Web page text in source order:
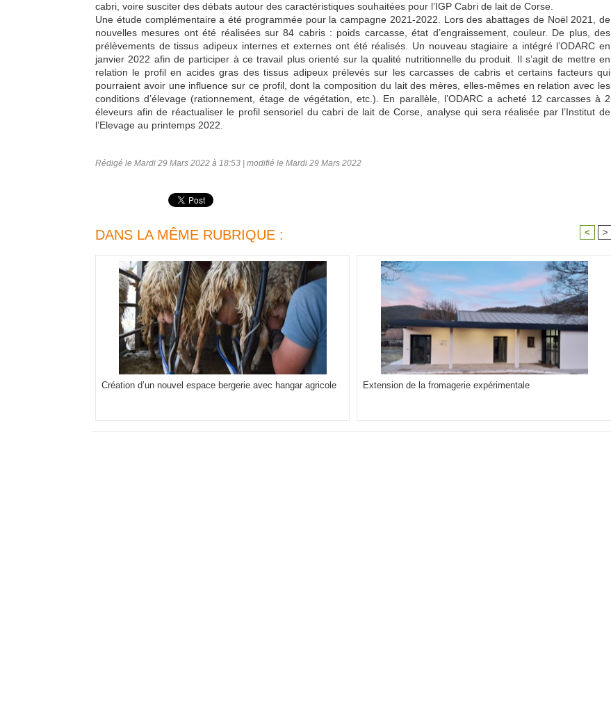
cabri, voire susciter des débats autour des caractéristiques souhaitées pour l’IGP Cabri de lait de Corse.
Une étude complémentaire a été programmée pour la campagne 2021-2022. Lors des abattages de Noël 2021, de
nouvelles mesures ont été réalisées sur 84 cabris : poids carcasse, état d’engraissement, couleur. De plus, des
prélèvements de tissus adipeux internes et externes ont été réalisés. Un nouveau stagiaire a intégré l’ODARC en
janvier 2022 afin de participer à ce travail plus orienté sur la qualité nutritionnelle du produit. Il s’agit de mettre en
relation le profil en acides gras des tissus adipeux prélevés sur les carcasses de cabris et certains facteurs qui
pourraient avoir une influence sur ce profil, dont la composition du lait des mères, elles-mêmes en relation avec les
conditions d’élevage (rationnement, étage de végétation, etc.). En parallèle, l’ODARC a acheté 12 carcasses à 2
éleveurs afin de réactualiser le profil sensoriel du cabri de lait de Corse, analyse qui sera réalisée par l’Institut de
l’Elevage au printemps 2022.
Rédigé le Mardi 29 Mars 2022 à 18:53 | modifié le Mardi 29 Mars 2022
DANS LA MÊME RUBRIQUE : < >
Création d’un nouvel espace bergerie avec hangar agricole Extension de la fromagerie expérimentale